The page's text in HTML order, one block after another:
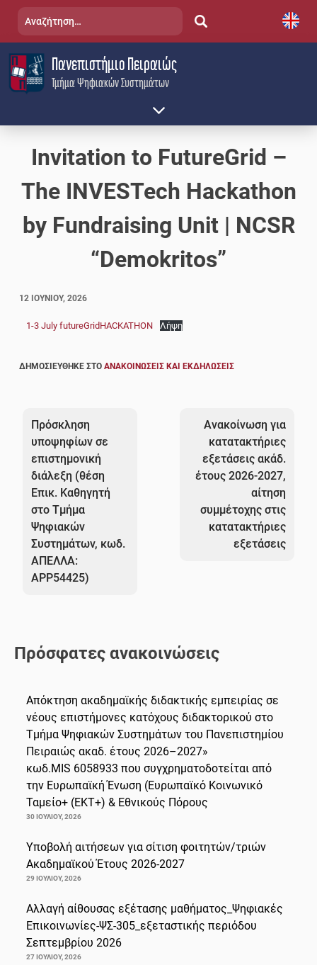
content
Τμήμα Ψηφιακών Συστημάτων
Πανεπιστήμιο Πειραιώς
Αναζήτηση
Invitation to FutureGrid –
The INVESTech Hackathon
by Fundraising Unit | NCSR
“Demokritos”
12 ΙΟΥΝΊΟΥ, 2026
1-3 July futureGridHACKATHON Λήψη
ΔΗΜΟΣΙΕΎΘΗΚΕ ΣΤΟΑΝΑΚΟΙΝΏΣΕΙΣ ΚΑΙ ΕΚΔΗΛΏΣΕΙΣ
άρθρων
Πρόσκληση
υποψηφίων σε
επιστημονική
διάλεξη (θέση
Επικ. Καθηγητή
στο Τμήμα
Ψηφιακών
Συστημάτων, κωδ.
ΑΠΕΛΛΑ:
ΑΡΡ54425)
Ανακοίνωση για
κατατακτήριες
εξετάσεις ακάδ.
έτους 2026-2027,
αίτηση
συμμέτοχης στις
κατατακτήριες
εξετάσεις
Πρόσφατες ανακοινώσεις
Απόκτηση ακαδημαϊκής διδακτικής εμπειρίας σε
νέους επιστήμονες κατόχους διδακτορικού στο
Τμήμα Ψηφιακών Συστημάτων του Πανεπιστημίου
Πειραιώς ακαδ. έτους 2026–2027»
κωδ.MIS 6058933 που συγχρηματοδοτείται από
την Ευρωπαϊκή Ένωση (Ευρωπαϊκό Κοινωνικό
Ταμείο+ (ΕΚΤ+) & Εθνικούς Πόρους
30 ΙΟΥΛΊΟΥ, 2026
Υποβολή αιτήσεων για σίτιση φοιτητών/τριών
Ακαδημαϊκού Έτους 2026-2027
29 ΙΟΥΛΊΟΥ, 2026
Αλλαγή αίθουσας εξέτασης μαθήματος_Ψηφιακές
Επικοινωνίες-ΨΣ-305_εξεταστικής περιόδου
Σεπτεμβρίου 2026
27 ΙΟΥΛΊΟΥ, 2026